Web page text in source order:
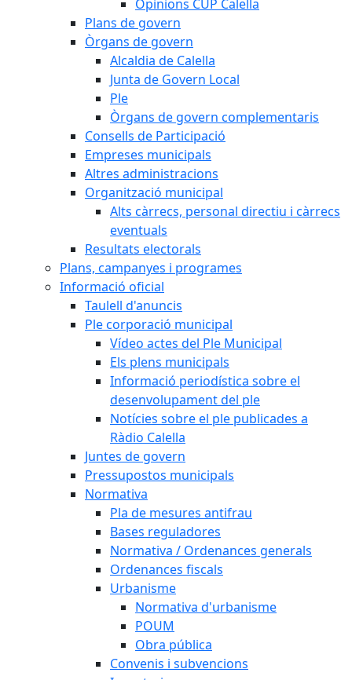
Opinions CUP Calella
Plans de govern
Òrgans de govern
Alcaldia de Calella
Junta de Govern Local
Ple
Òrgans de govern complementaris
Consells de Participació
Empreses municipals
Altres administracions
Organització municipal
Alts càrrecs, personal directiu i càrrecs
eventuals
Resultats electorals
Plans, campanyes i programes
Informació oficial
Taulell d'anuncis
Ple corporació municipal
Vídeo actes del Ple Municipal
Els plens municipals
Informació periodística sobre el
desenvolupament del ple
Notícies sobre el ple publicades a
Ràdio Calella
Juntes de govern
Pressupostos municipals
Normativa
Pla de mesures antifrau
Bases reguladores
Normativa / Ordenances generals
Ordenances fiscals
Urbanisme
Normativa d'urbanisme
POUM
Obra pública
Convenis i subvencions